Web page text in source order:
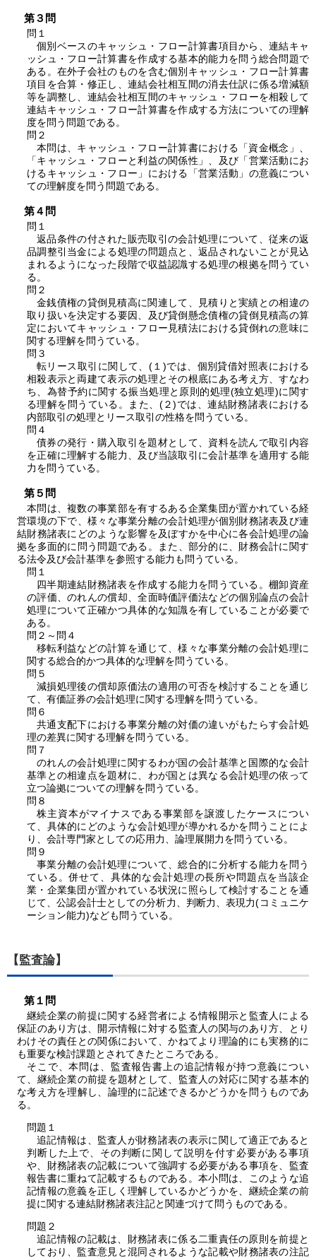
第３問
問１
個別ベースのキャッシュ・フロー計算書項目から、連結キャ
ッシュ・フロー計算書を作成する基本的能力を問う総合問題で
ある。在外子会社のものを含む個別キャッシュ・フロー計算書
項目を合算・修正し、連結会社相互間の消去仕訳に係る増減額
等を調整し、連結会社相互間のキャッシュ・フローを相殺して
連結キャッシュ・フロー計算書を作成する方法についての理解
度を問う問題である。
問２
本問は、キャッシュ・フロー計算書における「資金概念」、
「キャッシュ・フローと利益の関係性」、及び「営業活動にお
けるキャッシュ・フロー」における「営業活動」の意義につい
ての理解度を問う問題である。
第４問
問１
返品条件の付された販売取引の会計処理について、従来の返
品調整引当金による処理の問題点と、返品されないことが見込
まれるようになった段階で収益認識する処理の根拠を問うてい
る。
問２
金銭債権の貸倒見積高に関連して、見積りと実績との相違の
取り扱いを決定する要因、及び貸倒懸念債権の貸倒見積高の算
定においてキャッシュ・フロー見積法における貸倒れの意味に
関する理解を問うている。
問３
転リース取引に関して、(１)では、個別貸借対照表における
相殺表示と両建て表示の処理とその根底にある考え方、すなわ
ち、為替予約に関する振当処理と原則的処理(独立処理)に関す
る理解を問うている。また、(２)では、連結財務諸表における
内部取引の処理とリース取引の性格を問うている。
問４
債券の発行・購入取引を題材として、資料を読んで取引内容
を正確に理解する能力、及び当該取引に会計基準を適用する能
力を問うている。
第５問
本問は、複数の事業部を有するある企業集団が置かれている経
営環境の下で、様々な事業分離の会計処理が個別財務諸表及び連
結財務諸表にどのような影響を及ぼすかを中心に各会計処理の論
拠を多面的に問う問題である。また、部分的に、財務会計に関す
る法令及び会計基準を参照する能力も問うている。
問１
四半期連結財務諸表を作成する能力を問うている。棚卸資産
の評価、のれんの償却、全面時価評価法などの個別論点の会計
処理について正確かつ具体的な知識を有していることが必要で
ある。
問２～問４
移転利益などの計算を通じて、様々な事業分離の会計処理に
関する総合的かつ具体的な理解を問うている。
問５
減損処理後の償却原価法の適用の可否を検討することを通じ
て、有価証券の会計処理に関する理解を問うている。
問６
共通支配下における事業分離の対価の違いがもたらす会計処
理の差異に関する理解を問うている。
問７
のれんの会計処理に関するわが国の会計基準と国際的な会計
基準との相違点を題材に、わが国とは異なる会計処理の依って
立つ論拠についての理解を問うている。
問８
株主資本がマイナスである事業部を譲渡したケースについ
て、具体的にどのような会計処理が導かれるかを問うことによ
り、会計専門家としての応用力、論理展開力を問うている。
問９
事業分離の会計処理について、総合的に分析する能力を問う
ている。併せて、具体的な会計処理の長所や問題点を当該企
業・企業集団が置かれている状況に照らして検討することを通
じて、公認会計士としての分析力、判断力、表現力(コミュニケ
ーション能力)なども問うている。
【監査論】
第１問
継続企業の前提に関する経営者による情報開示と監査人による
保証のあり方は、開示情報に対する監査人の関与のあり方、とり
わけその責任との関係において、かねてより理論的にも実務的に
も重要な検討課題とされてきたところである。
そこで、本問は、監査報告書上の追記情報が持つ意義につい
て、継続企業の前提を題材として、監査人の対応に関する基本的
な考え方を理解し、論理的に記述できるかどうかを問うものであ
る。
問題１
追記情報は、監査人が財務諸表の表示に関して適正であると
判断した上で、その判断に関して説明を付す必要がある事項
や、財務諸表の記載について強調する必要がある事項を、監査
報告書に重ねて記載するものである。本小問は、このような追
記情報の意義を正しく理解しているかどうかを、継続企業の前
提に関する連結財務諸表注記と関連づけて問うものである。
問題２
追記情報の記載は、財務諸表に係る二重責任の原則を前提と
しており、監査意見と混同されるような記載や財務諸表の注記